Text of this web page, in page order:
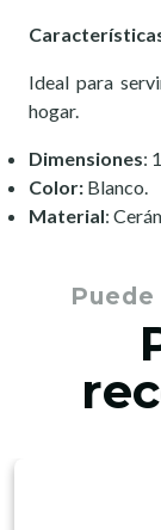
Ideal para
hogar.
Dimensiones:
Color: Blanco.
Material: